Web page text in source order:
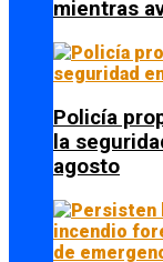
mientras
Policía
la
agosto